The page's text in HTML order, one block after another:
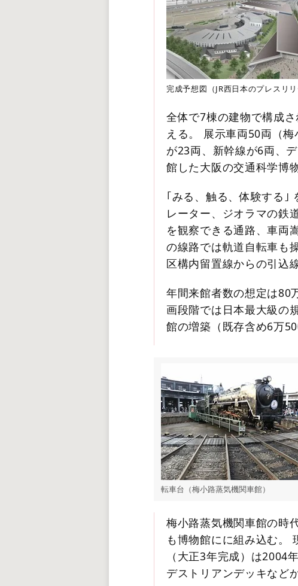
完成予想図（JR西日本のプレスリリ
全体で7棟の建物で構成
える。 展示車両50両（
が23両、新幹線が6両、
館した大阪の交通科学博
｢みる、触る、体験する｣
レーター、ジオラマの鉄
を観察できる通路、車両
の線路では軌道自転車も
区構内留置線からの引込
年間来館者数の想定は80
画段階では日本最大級の
館の増築（既存含め6万
転車台（梅小路蒸気機関車館）
梅小路蒸気機関車館の時
も博物館にに組み込む。
（大正3年完成）は2004
デストリアンデッキなど